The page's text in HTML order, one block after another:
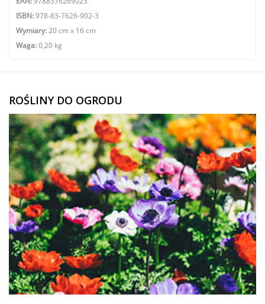
ISBN:978-83-7626-902-3
Wymiary:20 cm x 16 cm
Waga:0,20 kg
ROŚLINY DO OGRODU